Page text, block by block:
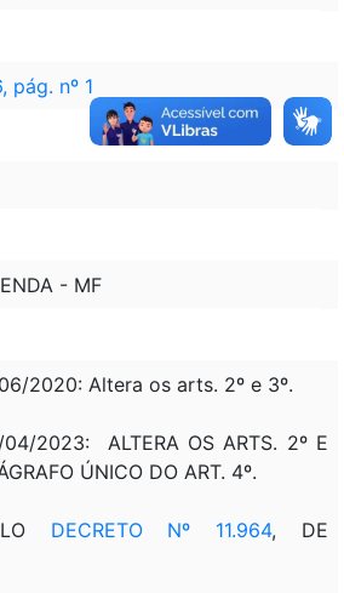
pág. nº 1
- MF
2020: Altera os arts. 2º e 3º.
2023: ALTERA OS ARTS. 2º E
ÚNICO DO ART. 4º.
DECRETO Nº 11.964, DE